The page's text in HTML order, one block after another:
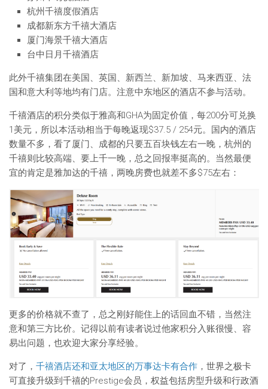
杭州千禧度假酒店
成都新东方千禧大酒店
厦门海景千禧大酒店
台中日月千禧酒店
此外千禧集团在美国、英国、新西兰、新加坡、马来西亚、法
国和意大利等地均有门店。注意中东地区的酒店不参与活动。
千禧酒店的积分类似于雅高和GHA为固定价值，每200分可兑换
1美元，所以本活动相当于每晚返现$37.5 / 254元。国内的酒店
数量不多，看了厦门、成都的只要五百块钱左右一晚，杭州的
千禧则比较高端、要上千一晚，总之回报率挺高的。当然最便
宜的肯定是雅加达的千禧，两晚房费也就差不多$75左右：
更多的价格就不查了，总之刚好能住上的话回血不错，当然注
意和第三方比价。记得以前有读者说过他家积分入账很慢、容
易出问题，也欢迎大家分享经验。
对了， 千禧酒店还和亚太地区的万事达卡有合作 ，世界之极卡
可直接升级到千禧的Prestige会员，权益包括房型升级和行政酒